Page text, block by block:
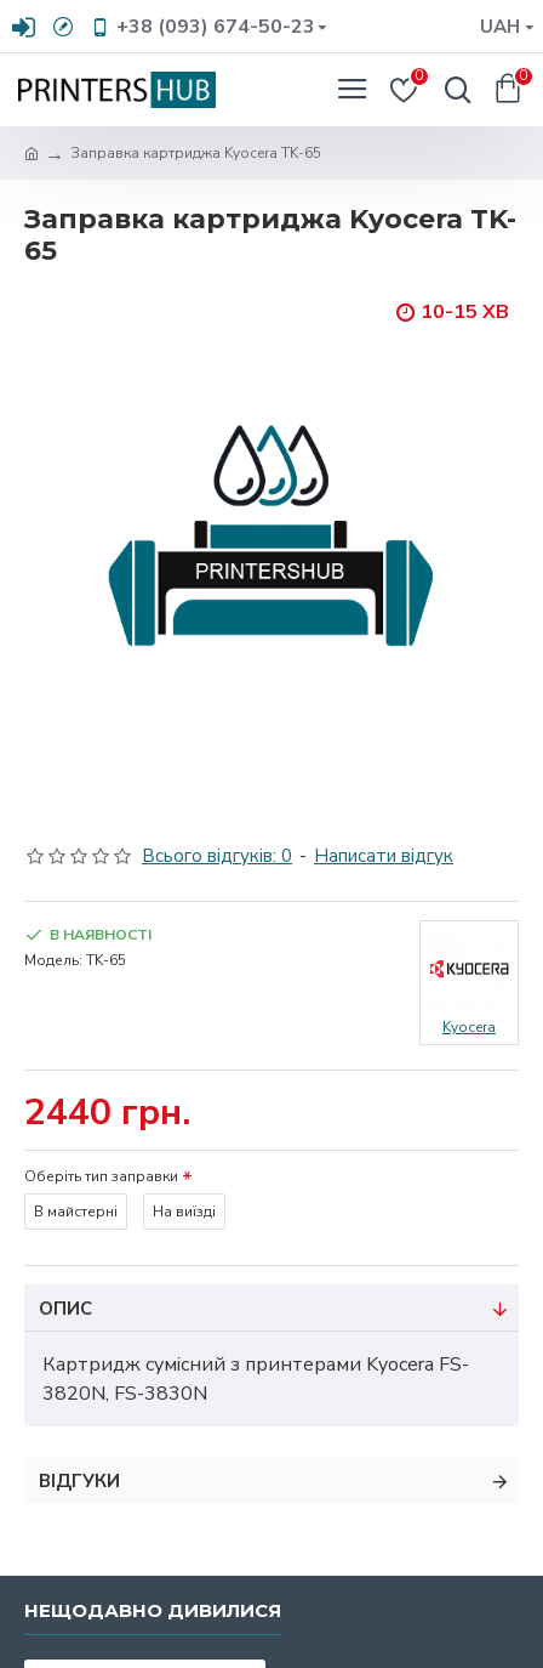
+38 (093) 674-50-23 UAH
0 0
Заправка картриджа Kyocera TK-65
Заправка картриджа Kyocera TK-
65
10-15 ХВ
Всього відгуків: 0 - Написати відгук
2440 грн.
В НАЯВНОСТІ
Модель: TK-65
Kyocera
Оберіть тип заправки
В майстерні
На виїзді
ОПИС
Картридж сумісний з принтерами Kyocera FS-
3820N, FS-3830N
ВІДГУКИ
НЕЩОДАВНО ДИВИЛИСЯ